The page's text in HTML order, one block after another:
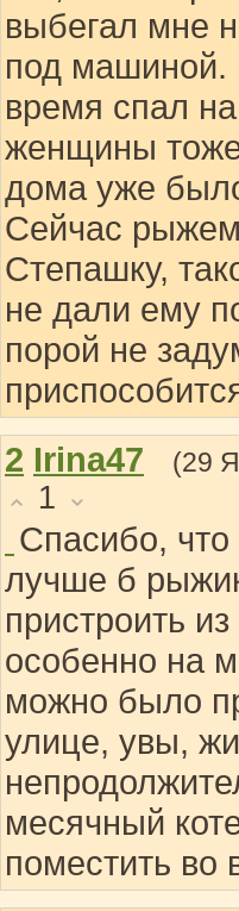
выбегал мне
под машиной.
время спал
женщины
дома уже
Сейчас
Степашку,
не дали ему
порой не
2 Irina47 (29
1
Спасибо,
лучше б
пристроить
особенно на
можно было
улице, увы,
месячный
поместить